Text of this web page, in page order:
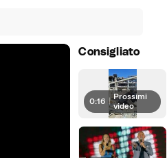
Consigliato
0:16 | Prossimi
video